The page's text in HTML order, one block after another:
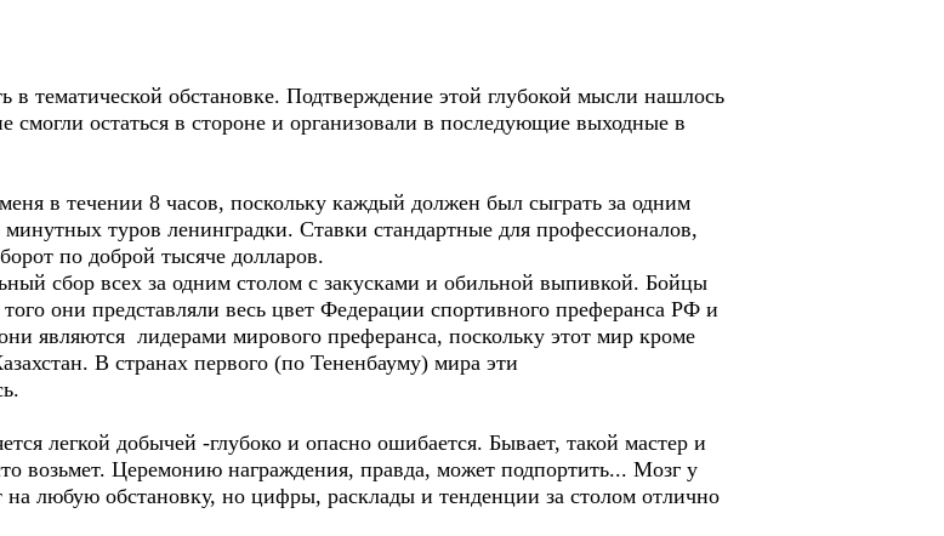
тематической обстановке. Подтверждение этой глубокой мысли нашлось
остаться в стороне и организовали в последующие выходные в
в течении 8 часов, поскольку каждый должен был сыграть за одним
туров ленинградки. Ставки стандартные для профессионалов,
по доброй тысяче долларов.
сбор всех за одним столом с закусками и обильной выпивкой. Бойцы
они представляли весь цвет Федерации спортивного преферанса РФ и
являются лидерами мирового преферанса, поскольку этот мир кроме
В странах первого (по Тененбауму) мира эти
легкой добычей -глубоко и опасно ошибается. Бывает, такой мастер и
возьмет. Церемонию награждения, правда, может подпортить... Мозг у
на любую обстановку, но цифры, расклады и тенденции за столом отлично